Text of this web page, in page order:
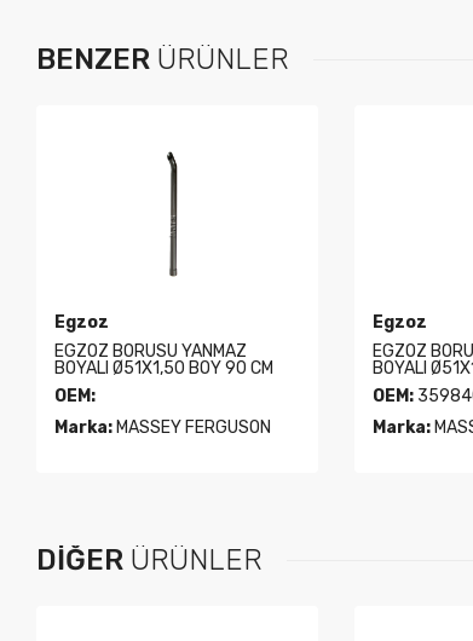
BENZER ÜRÜNLER
Egzoz
EGZOZ BORUSU YANMAZ
BOYALI Ø51X1,50 BOY 90 CM
OEM:
Marka: MASSEY FERGUSON
Egzoz
EGZOZ
BOYALI
OEM:
Marka:
DIĞER ÜRÜNLER